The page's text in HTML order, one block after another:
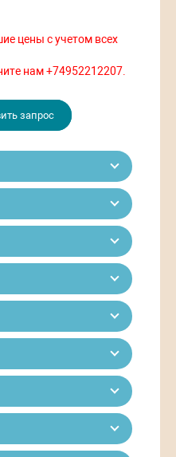
цены с учетом всех
нам +74952212207.
запрос